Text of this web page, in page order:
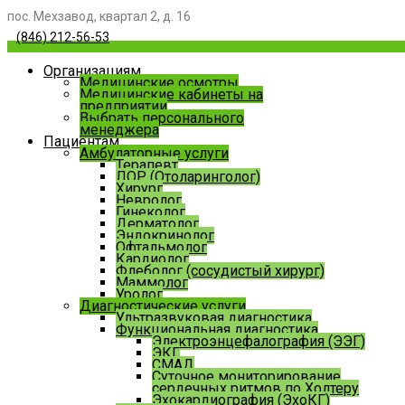
пос. Мехзавод, квартал 2, д. 16
(846) 212-56-53
Организациям
Медицинские осмотры
Медицинские кабинеты на
предприятии
Выбрать персонального
менеджера
Пациентам
Амбулаторные услуги
Терапевт
ЛОР (Отоларинголог)
Хирург
Невролог
Гинеколог
Дерматолог
Эндокринолог
Офтальмолог
Кардиолог
Флеболог (сосудистый хирург)
Маммолог
Уролог
Диагностические услуги
Ультразвуковая диагностика
Функциональная диагностика
Электроэнцефалография (ЭЭГ)
ЭКГ
СМАД
Суточное мониторирование
сердечных ритмов по Холтеру
Эхокардиография (ЭхоКГ)